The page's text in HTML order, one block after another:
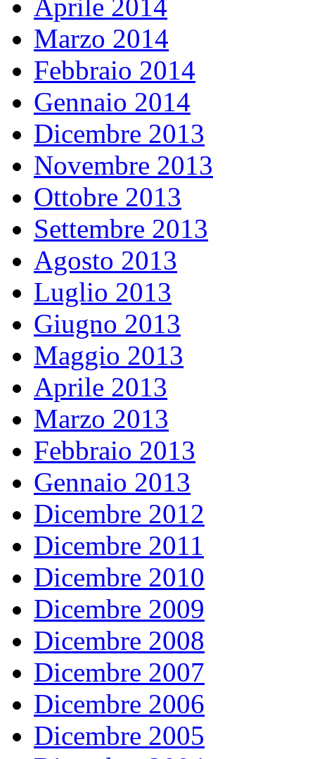
Aprile 2014
Marzo 2014
Febbraio 2014
Gennaio 2014
Dicembre 2013
Novembre 2013
Ottobre 2013
Settembre 2013
Agosto 2013
Luglio 2013
Giugno 2013
Maggio 2013
Aprile 2013
Marzo 2013
Febbraio 2013
Gennaio 2013
Dicembre 2012
Dicembre 2011
Dicembre 2010
Dicembre 2009
Dicembre 2008
Dicembre 2007
Dicembre 2006
Dicembre 2005